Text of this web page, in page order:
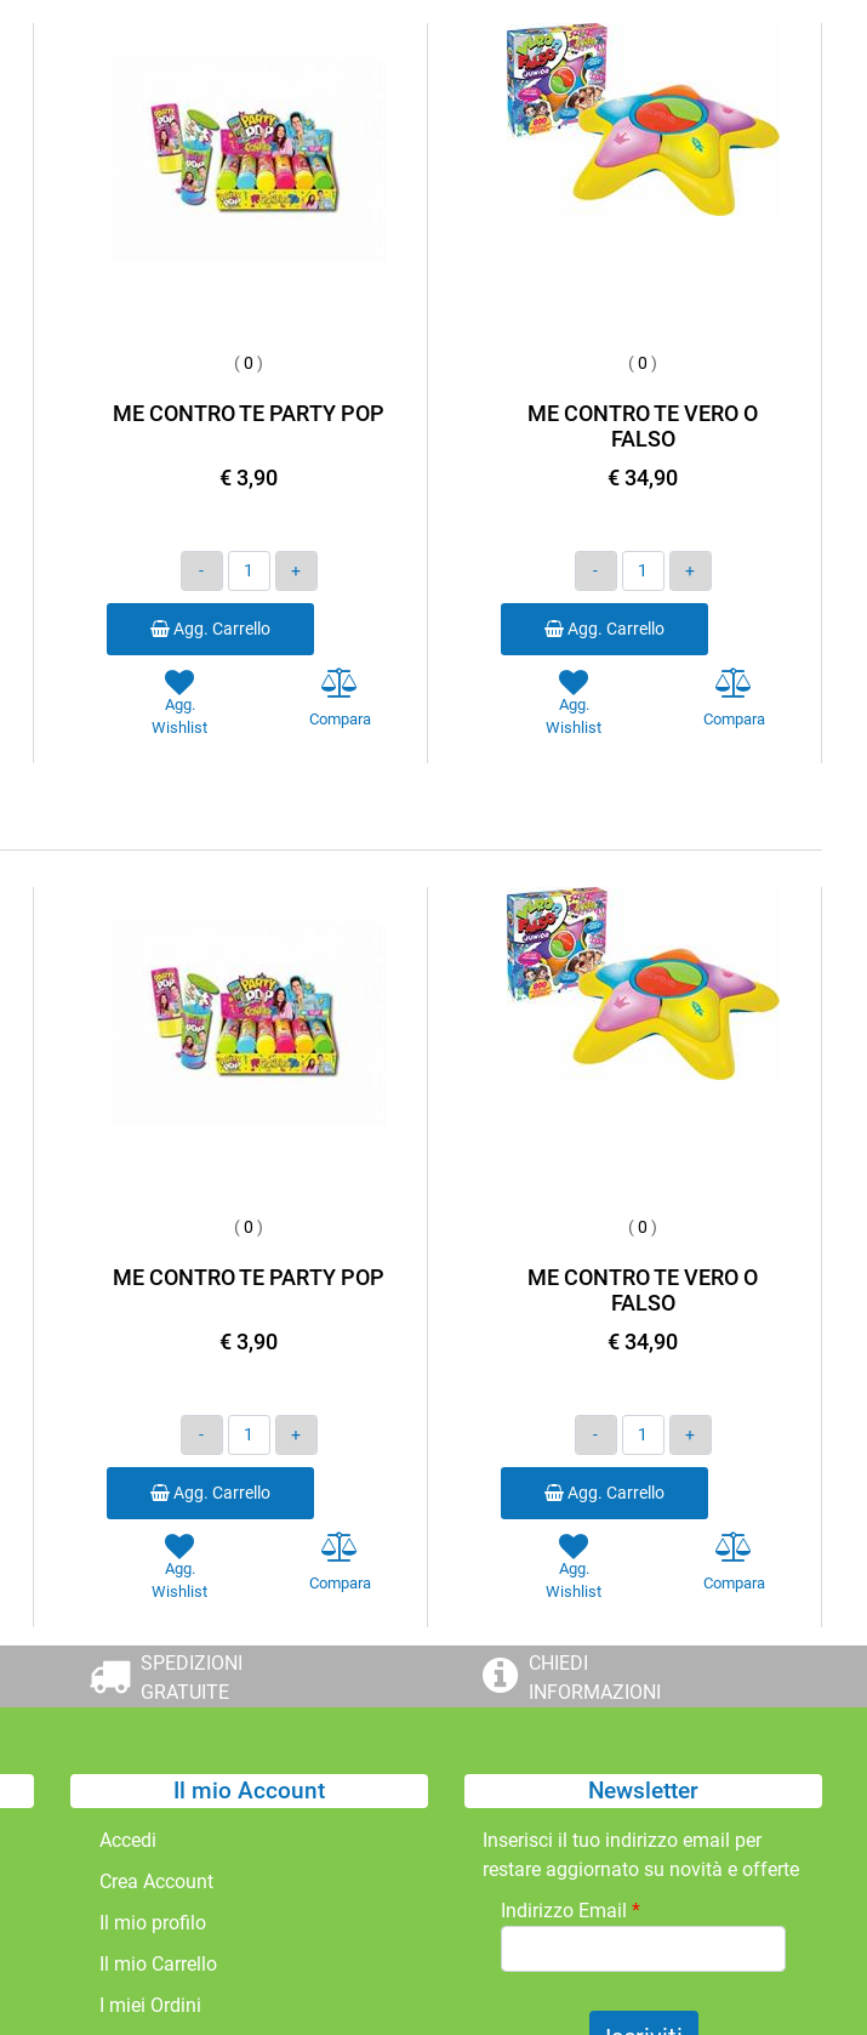
(0 )
ME CONTRO TE PARTY POP
€ 3,90
Quantità
Agg. Carrello
Agg.
Wishlist
Compara
(0 )
ME CONTRO TE VERO O
FALSO
€ 34,90
Quantità
Agg. Carrello
Agg.
Wishlist
Compara
(0 )
ME CONTRO TE PARTY POP
€ 3,90
Quantità
Agg. Carrello
Agg.
Wishlist
Compara
(0 )
ME CONTRO TE VERO O
FALSO
€ 34,90
Quantità
Agg. Carrello
Agg.
Wishlist
Compara
SPEDIZIONI
GRATUITE
CHIEDI
INFORMAZIONI
Il mio Account
Accedi
Crea Account
Il mio profilo
Il mio Carrello
I miei Ordini
Newsletter
Inserisci il tuo indirizzo email per
restare aggiornato su novità e offerte
Indirizzo Email *